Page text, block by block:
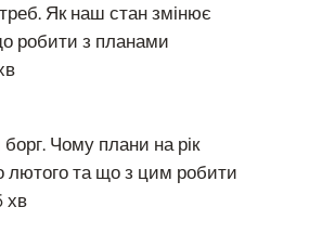
Як наш стан змінює
робити з планами
Чому плани на рік
лютого та що з цим робити
хв